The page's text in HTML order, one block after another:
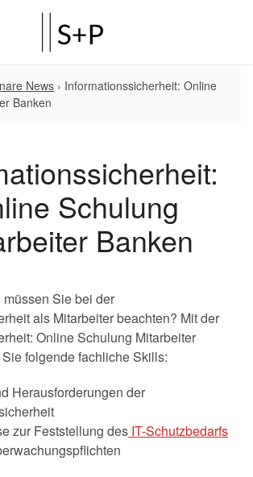
News › Informationssicherheit: Online
Banken
Schulung
Banken
Sie bei der
als Mitarbeiter beachten? Mit der
Online Schulung Mitarbeiter
folgende fachliche Skills:
Herausforderungen der
zur Feststellung des IT-Schutzbedarfs